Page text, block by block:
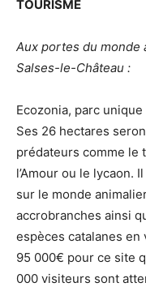
TOURISME
Aux portes du monde
Salses-le-Château :
Ecozonia, parc
Ses 26 hectares
prédateurs comme le
l’Amour ou le lycaon.
sur le monde
accrobranches ainsi
espèces catalanes en
95 000€ pour ce site
000 visiteurs sont